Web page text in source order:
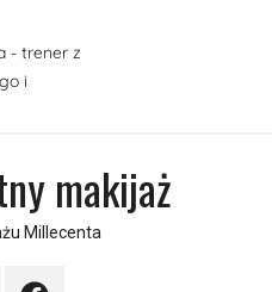
- trener z
i
makijaż
Millecenta